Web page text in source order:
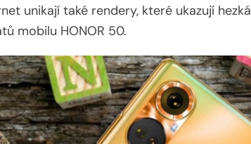
unikají také rendery, které ukazují hezká
mobilu HONOR 50.